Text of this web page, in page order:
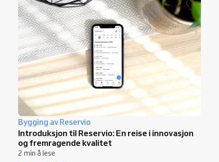
Bygging av Reservio
Introduksjon til Reservio: En reise i innovasjon
og fremragende kvalitet
2 min å lese